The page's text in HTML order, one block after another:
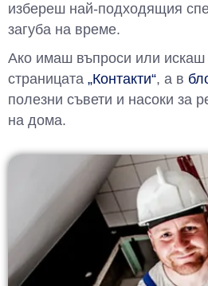
избереш най-подходящия
загуба на време.
Ако имаш въпроси или искаш
страницата „Контакти“, а в
полезни съвети и насоки за
на дома.